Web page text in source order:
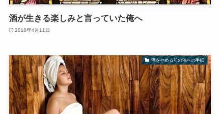
酒が生きる楽しみと言っていた俺へ
2018年4月11日
酒をやめる前の俺への手紙